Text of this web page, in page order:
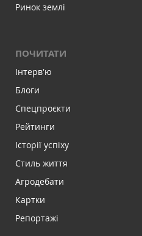
Ринок землі
ПОЧИТАТИ
Інтервʼю
Блоги
Спецпроєкти
Рейтинги
Історії успіху
Стиль життя
Агродебати
Картки
Репортажі